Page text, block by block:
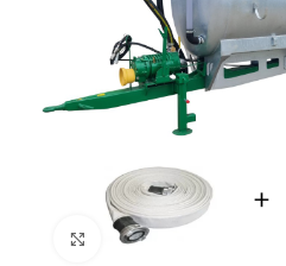
Click to enlarge